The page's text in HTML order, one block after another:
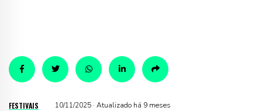
FESTIVAIS 10/11/2025 · Atualizado há 9 meses